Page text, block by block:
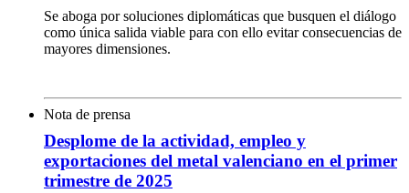
Se aboga por soluciones diplomáticas que busquen el diálogo
como única salida viable para con ello evitar consecuencias de
mayores dimensiones.
Nota de prensa
Desplome de la actividad, empleo y
exportaciones del metal valenciano en el primer
trimestre de 2025